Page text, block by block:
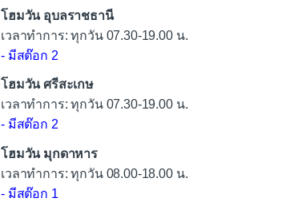
โฮมวัน อุบลราชธานี
เวลาทำการ: ทุกวัน 07.30-19.00 น.
- มีสต๊อก 2
โฮมวัน ศรีสะเกษ
เวลาทำการ: ทุกวัน 07.30-19.00 น.
- มีสต๊อก 2
โฮมวัน มุกดาหาร
เวลาทำการ: ทุกวัน 08.00-18.00 น.
- มีสต๊อก 1